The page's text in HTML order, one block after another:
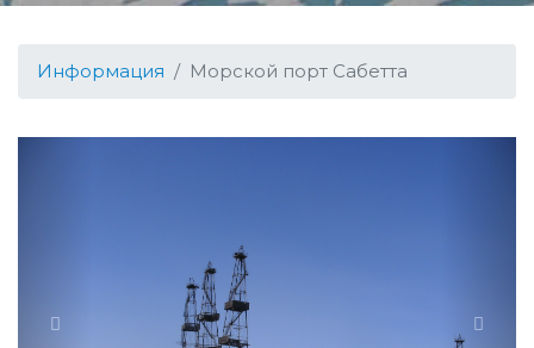
Информация Морской порт Сабетта